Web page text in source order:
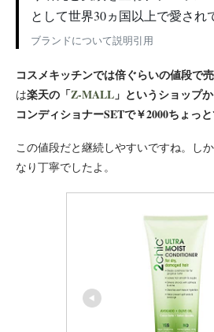
として世界30ヵ国以上で愛され
ブランドについて説明引用
コスメキッチンでは倍ぐらいの値段で
は楽天の「Z-MALL 」というショップ
コンディショナーSETで￥2000ちょっ
この値段だと継続しやすいですね。し
なり丁寧でしたよ。